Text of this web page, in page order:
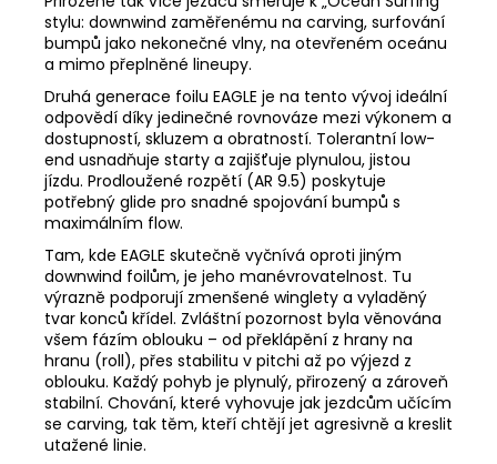
stylu: downwind zaměřenému na carving, surfování
bumpů jako nekonečné vlny, na otevřeném oceánu
a mimo přeplněné lineupy.
Druhá generace foilu EAGLE je na tento vývoj ideální
odpovědí díky jedinečné rovnováze mezi výkonem a
dostupností, skluzem a obratností. Tolerantní low-
end usnadňuje starty a zajišťuje plynulou, jistou
jízdu. Prodloužené rozpětí (AR 9.5) poskytuje
potřebný glide pro snadné spojování bumpů s
maximálním flow.
Tam, kde EAGLE skutečně vyčnívá oproti jiným
downwind foilům, je jeho manévrovatelnost. Tu
výrazně podporují zmenšené wing­lety a vyladěný
tvar konců křídel. Zvláštní pozornost byla věnována
všem fázím oblouku – od překlápění z hrany na
hranu (roll), přes stabilitu v pitchi až po výjezd z
oblouku. Každý pohyb je plynulý, přirozený a zároveň
stabilní. Chování, které vyhovuje jak jezdcům učícím
se carving, tak těm, kteří chtějí jet agresivně a kreslit
utažené linie.